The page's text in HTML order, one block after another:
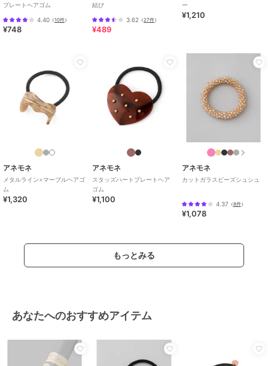
プレートヘアゴム
4.40 （10件）
¥748
結び
3.62 （27件）
¥489
ー
¥1,210
アネモネ
メタルライン×マーブルヘアゴ
ム
¥1,320
アネモネ
スタッズハートプレートヘア
ゴム
¥1,100
アネモネ
カットガラスビーズシュシュ
4.37 （8件）
¥1,078
もっとみる
あなたへのおすすめアイテム